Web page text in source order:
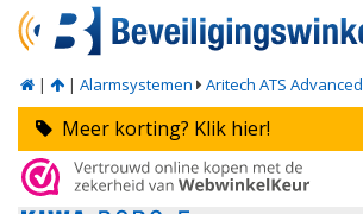
| | Alarmsystemen Aritech ATS Advanced
Meer korting? Klik hier!